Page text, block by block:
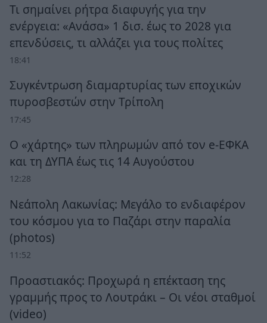
Τι σημαίνει ρήτρα διαφυγής για την
ενέργεια: «Ανάσα» 1 δισ. έως το 2028 για
επενδύσεις, τι αλλάζει για τους πολίτες
18:41
Συγκέντρωση διαμαρτυρίας των εποχικών
πυροσβεστών στην Τρίπολη
17:45
Ο «χάρτης» των πληρωμών από τον e-ΕΦΚΑ
και τη ΔΥΠΑ έως τις 14 Αυγούστου
12:28
Νεάπολη Λακωνίας: Μεγάλο το ενδιαφέρον
του κόσμου για το Παζάρι στην παραλία
(photos)
11:52
Προαστιακός: Προχωρά η επέκταση της
γραμμής προς το Λουτράκι – Οι νέοι σταθμοί
(video)